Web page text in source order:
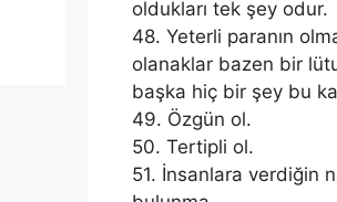
oldukları tek şey odur.
48. Yeterli paranın
olanaklar bazen bir
başka hiç bir şey bu
49. Özgün ol.
50. Tertipli ol.
51. İnsanlara verdiğin